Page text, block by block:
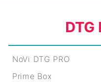
NoVi DTG PRO
Prime Box